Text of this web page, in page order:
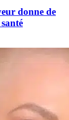
donne de